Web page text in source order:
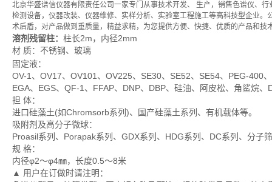
北京华盛谱信仪器有限责任公司一家专门从事技术开发、 生产，销售色谱仪、
检测设备，仪器改装、仪器维修、实样分析、实验室工程施工等高科技型企业
术后盾，对产品做到重质量，精益求精，为您提供方便、快捷、优质的产品和技
溶剂残留柱： 柱长2m，内径2mm
材 质：不锈钢、玻璃
固定液：
OV-1、OV17、OV101、OV225、SE30、SE52、SE54、PEG-400
EGA、EGS、QF-1、FFAP、DNP、DBP、硅油、阿皮松、角鲨烷、
担 体：
进口硅藻土(如Chromsorb系列)、国产硅藻土系列、有机载体等。
吸附剂及高分子微球：
Proasil系列、Porapak系列、GDX系列、HDG系列、DC系列、分子
规 格：
内径φ2～φ4㎜，长度0.5～8米
▲ 用户在订做时请注明：